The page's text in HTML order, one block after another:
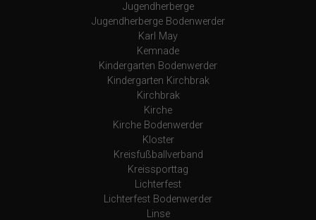
Jugendherberge
Jugendherberge Bodenwerder
Karl May
Kemnade
Kindergarten Bodenwerder
Kindergarten Kirchbrak
Kirchbrak
Kirche
Kirche Bodenwerder
Kloster
Kreisfußballverband
Kreissporttag
Lichterfest
Lichterfest Bodenwerder
Linse